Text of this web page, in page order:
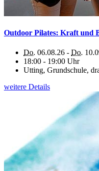
Outdoor Pilates: Kraft und
Do. 06.08.26 - Do.
18:00 - 19:00 Uhr
Utting, Grundschule,
weitere Details